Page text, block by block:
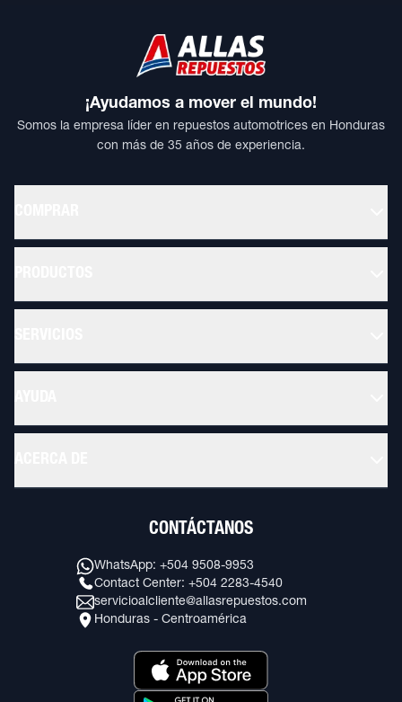
¡Ayudamos a mover el mundo!
Somos la empresa líder en repuestos automotrices en Honduras
con más de 35 años de experiencia.
CONTÁCTANOS
WhatsApp: +504 9508-9953
Contact Center: +504 2283-4540
servicioalcliente@allasrepuestos.com
Honduras - Centroamérica